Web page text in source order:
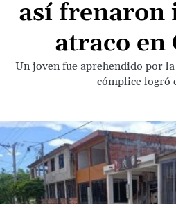
así frenaron
atraco en
Un joven fue aprehendido por
cómplice logró